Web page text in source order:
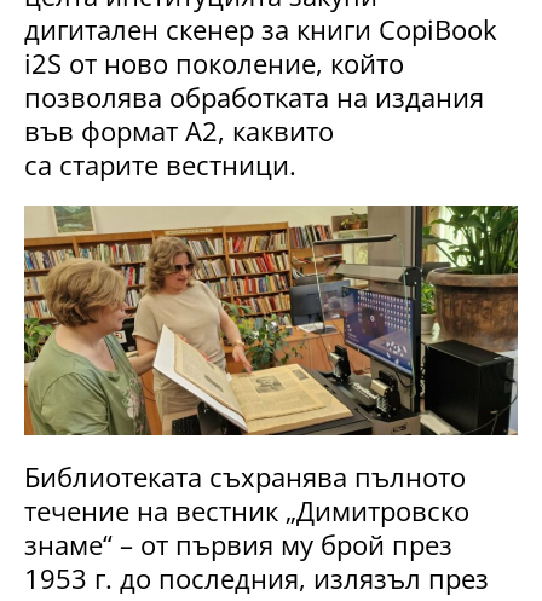
дигитален скенер за книги CopiBook
i2S от ново поколение, който
позволява обработката на издания
във формат А2, каквито
са старите вестници.
Библиотеката съхранява пълното
течение на вестник „Димитровско
знаме“ – от първия му брой през
1953 г. до последния, излязъл през